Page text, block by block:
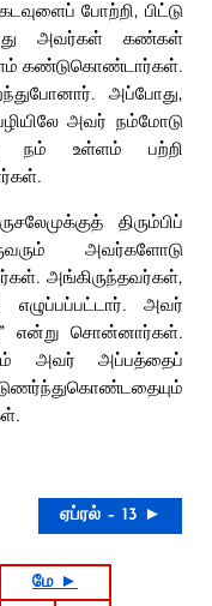
போற்றி, பிட்டு
அவர்கள் கண்கள்
கண்டுகொண்டார்கள்.
அப்போது,
அவர் நம்மோடு
நம் உள்ளம் பற்றி
திரும்பிப்
அவர்களோடு
அங்கிருந்தவர்கள்,
அவர்
என்று சொன்னார்கள்.
அவர் அப்பத்தைப்
ஏப்ரல் – 13 ►
மே ►